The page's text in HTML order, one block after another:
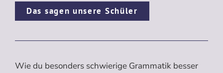
Das sagen unsere Schüler
Wie du besonders schwierige Grammatik besser